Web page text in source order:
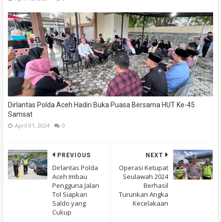
Dirlantas Polda Aceh Hadiri Buka Puasa Bersama HUT Ke-45
Samsat
April 01, 2024 0
NEXT
Operasi Ketupat
Seulawah 2024
Berhasil
Turunkan Angka
Kecelakaan
PREVIOUS
Dirlantas Polda
Aceh Imbau
Pengguna Jalan
Tol Siapkan
Saldo yang
Cukup